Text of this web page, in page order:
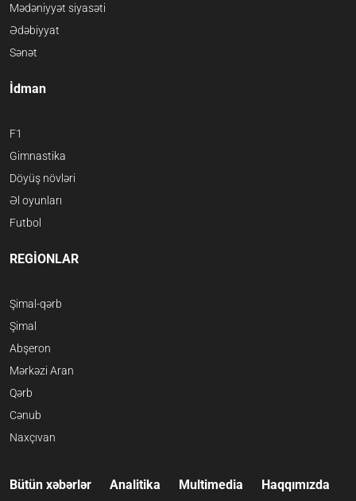
Mədəniyyət siyasəti
Ədəbiyyat
Sənət
İdman
F1
Gimnastika
Döyüş növləri
Əl oyunları
Futbol
REGİONLAR
Şimal-qərb
Şimal
Abşeron
Mərkəzi Aran
Qərb
Cənub
Naxçıvan
Bütün xəbərlər Analitika Multimedia Haqqımızda